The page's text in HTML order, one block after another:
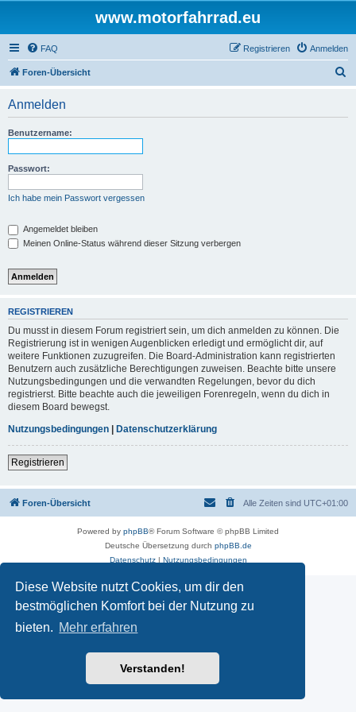
Diese Website nutzt Cookies, um dir den
bestmöglichen Komfort bei der Nutzung zu
bieten. Mehr erfahren
Verstanden!
www.motorfahrrad.eu
FAQ Anmelden
Registrieren
Foren-Übersicht
Anmelden
Benutzername:
Passwort:
Ich habe mein Passwort vergessen
Angemeldet bleiben
Meinen Online-Status während dieser Sitzung verbergen
REGISTRIEREN
Du musst in diesem Forum registriert sein, um dich anmelden zu können. Die
Registrierung ist in wenigen Augenblicken erledigt und ermöglicht dir, auf
weitere Funktionen zuzugreifen. Die Board-Administration kann registrierten
Benutzern auch zusätzliche Berechtigungen zuweisen. Beachte bitte unsere
Nutzungsbedingungen und die verwandten Regelungen, bevor du dich
registrierst. Bitte beachte auch die jeweiligen Forenregeln, wenn du dich in
diesem Board bewegst.
Nutzungsbedingungen | Datenschutzerklärung
Registrieren
Foren-Übersicht Alle Zeiten sind UTC+01:00
Powered by phpBB® Forum Software © phpBB Limited
Deutsche Übersetzung durch phpBB.de
Datenschutz| Nutzungsbedingungen